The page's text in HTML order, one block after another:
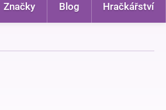
Značky Blog Hračkářství